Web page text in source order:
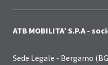
ATB MOBILITA’ S.P.A -
Sede Legale - Bergamo